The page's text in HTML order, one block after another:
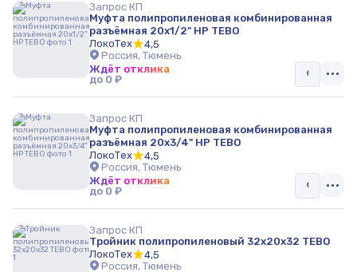
Элементы трубопровода
Подводка для воды
Фильтры, грязевики, элеваторы и воздухоотводчики
Гидроаккумуляторы
Тройники, переходники и отводы
Запрос КП
Муфта полипропиленовая комбинированная
разъёмная 20х1/2" НР TEBO
ЛокоТех
4,5
Россия, Тюмень
Ждёт отклика
до 0 ₽
Запрос КП
Муфта полипропиленовая комбинированная
разъёмная 20х3/4" НР TEBO
ЛокоТех
4,5
Россия, Тюмень
Ждёт отклика
до 0 ₽
Запрос КП
Тройник полипропиленовый 32х20х32 TEBO
ЛокоТех
4,5
Россия, Тюмень